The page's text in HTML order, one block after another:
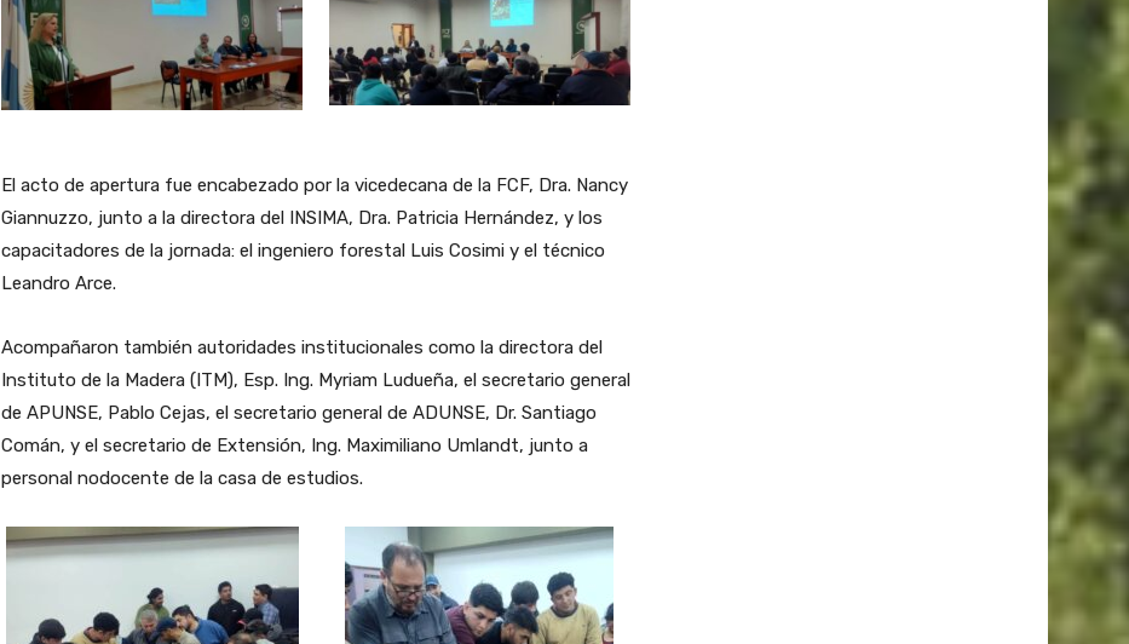
El acto de apertura fue encabezado por la vicedecana de la FCF, Dra. Nancy
Giannuzzo, junto a la directora del INSIMA, Dra. Patricia Hernández, y los
capacitadores de la jornada: el ingeniero forestal Luis Cosimi y el técnico
Leandro Arce.
Acompañaron también autoridades institucionales como la directora del
Instituto de la Madera (ITM), Esp. Ing. Myriam Ludueña, el secretario general
de APUNSE, Pablo Cejas, el secretario general de ADUNSE, Dr. Santiago
Comán, y el secretario de Extensión, Ing. Maximiliano Umlandt, junto a
personal nodocente de la casa de estudios.